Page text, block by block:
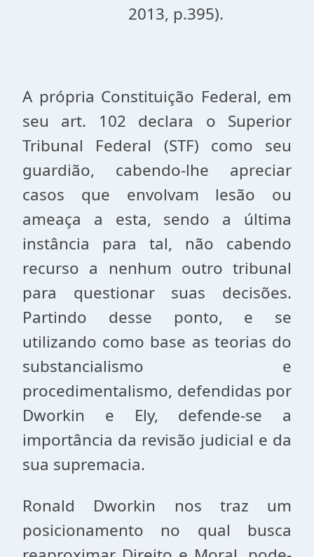
2013, p.395).
A própria Constituição Federal, em
seu art. 102 declara o Superior
Tribunal Federal (STF) como seu
guardião, cabendo-lhe apreciar
casos que envolvam lesão ou
ameaça a esta, sendo a última
instância para tal, não cabendo
recurso a nenhum outro tribunal
para questionar suas decisões.
Partindo desse ponto, e se
utilizando como base as teorias do
substancialismo e
procedimentalismo, defendidas por
Dworkin e Ely, defende-se a
importância da revisão judicial e da
sua supremacia.
Ronald Dworkin nos traz um
posicionamento no qual busca